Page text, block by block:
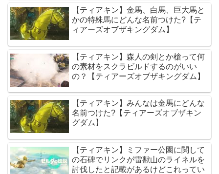
【ティアキン】金馬、白馬、巨大馬と
かの特殊馬にどんな名前つけた?【テ
ィアーズオブザキングダム】
【ティアキン】森人の剣とか槍って何
の素材をスクラビルドするのがいい
の？【ティアーズオブザキングダム】
【ティアキン】みんなは金馬にどんな
名前つけた?【ティアーズオブザキン
グダム】
【ティアキン】ミファー公園に関して
の石碑でリンクが雷獣山のライネルを
討伐したと記載があるけどこれってい